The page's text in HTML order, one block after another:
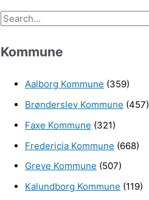
S
g
Kommune
Aalborg Kommune (359)
Brønderslev Kommune (457)
Faxe Kommune (321)
Fredericia Kommune (668)
Greve Kommune (507)
Kalundborg Kommune (119)